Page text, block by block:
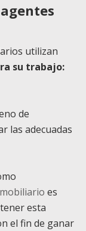
utilizan
su trabajo:
de
las adecuadas
es
esta
el fin de ganar